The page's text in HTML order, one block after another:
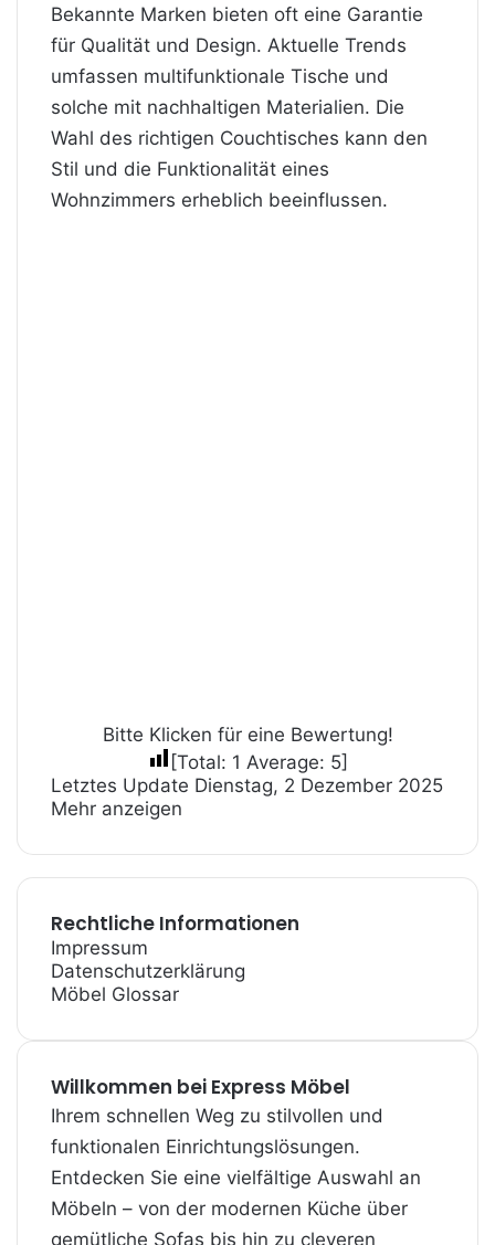
Bekannte Marken bieten oft eine Garantie
für Qualität und Design. Aktuelle Trends
umfassen multifunktionale Tische und
solche mit nachhaltigen Materialien. Die
Wahl des richtigen Couchtisches kann den
Stil und die Funktionalität eines
Wohnzimmers erheblich beeinflussen.
Bitte Klicken für eine Bewertung!
[Total: 1 Average: 5]
Letztes Update Dienstag, 2 Dezember 2025
Mehr anzeigen
Rechtliche Informationen
Impressum
Datenschutzerklärung
Möbel Glossar
Willkommen bei Express Möbel
Ihrem schnellen Weg zu stilvollen und
funktionalen Einrichtungslösungen.
Entdecken Sie eine vielfältige Auswahl an
Möbeln – von der modernen Küche über
gemütliche Sofas bis hin zu cleveren